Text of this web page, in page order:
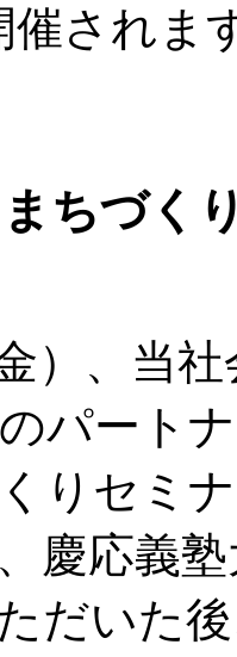
催されま
ちづく
）、当
パート
りセミ
慶応義
だいた